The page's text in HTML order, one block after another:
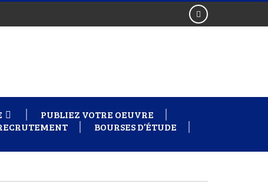
PUBLIEZ VOTRE OEUVRE
BOURSES D’ÉTUDE